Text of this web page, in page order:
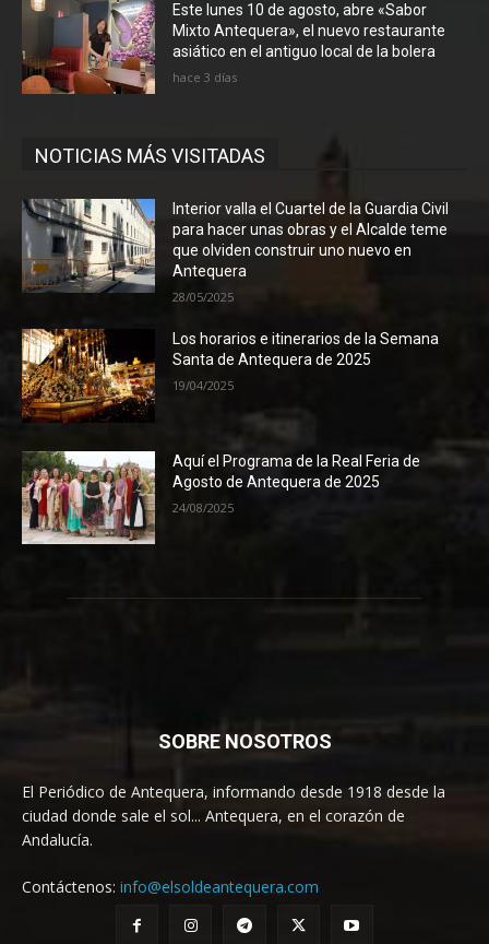
Este lunes 10 de agosto, abre «Sabor
Mixto Antequera», el nuevo restaurante
asiático en el antiguo local de la bolera
hace 3 días
NOTICIAS MÁS VISITADAS
Interior valla el Cuartel de la Guardia Civil
para hacer unas obras y el Alcalde teme
que olviden construir uno nuevo en
Antequera
28/05/2025
Los horarios e itinerarios de la Semana
Santa de Antequera de 2025
19/04/2025
Aquí el Programa de la Real Feria de
Agosto de Antequera de 2025
24/08/2025
SOBRE NOSOTROS
El Periódico de Antequera, informando desde 1918 desde la
ciudad donde sale el sol... Antequera, en el corazón de
Andalucía.
Contáctenos: info@elsoldeantequera.com